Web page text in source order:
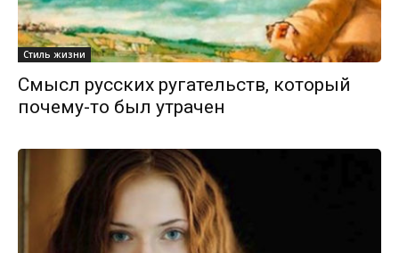
Стиль жизни
Смысл русских ругательств, который
почему-то был утрачен